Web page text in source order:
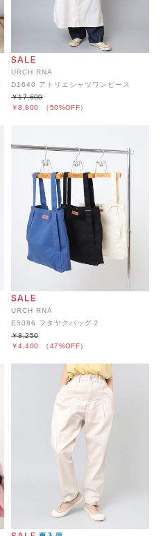
URCH RNA
D1640 アトリエシャツワンピース
￥8,800 （50%OFF）
￥17,600
URCH RNA
E5086 フタヤクバッグ２
￥4,400 （47%OFF）
￥8,250